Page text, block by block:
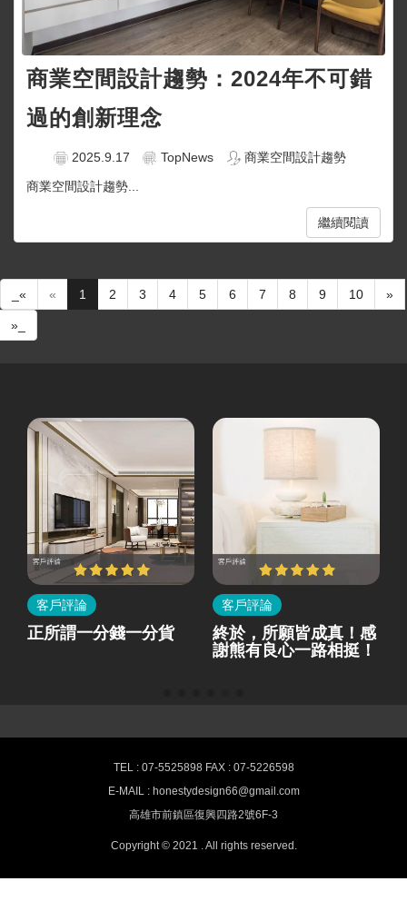
商業空間設計趨勢：2024年不可錯
過的創新理念
2025.9.17 TopNews
商業空間設計趨勢
商業空間設計趨勢...
繼續閱讀
_« « 1 2 3 4 5 6 7 8 9 10 »
»_
客戶評論
正所謂一分錢一分貨
客戶評論
終於，所願皆成真！感
謝熊有良心一路相挺！
熊有良心室內設計-最新消息
高雄室內設計,空間裝潢推薦 HONESTY
Interior design
TEL : 07-5525898 FAX : 07-5226598
E-MAIL : honestydesign66@gmail.com
高雄市前鎮區復興四路2號6F-3
Copyright © 2021 . All rights reserved.